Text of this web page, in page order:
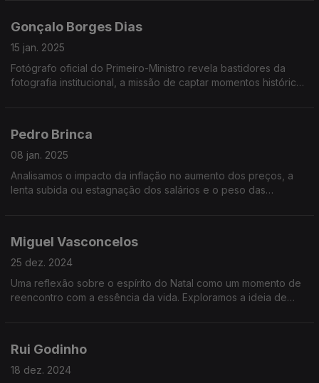
Gonçalo Borges Dias
15 jan. 2025
Fotógrafo oficial do Primeiro-Ministro revela bastidores da
fotografia institucional, a missão de captar momentos históricos
Pedro Brinca
08 jan. 2025
Analisamos o impacto da inflação no aumento dos preços, a
lenta subida ou estagnação dos salários e o peso das
Miguel Vasconcelos
25 dez. 2024
Uma reflexão sobre o espírito do Natal como um momento de
reencontro com a essência da vida. Exploramos a ideia de
Rui Godinho
18 dez. 2024